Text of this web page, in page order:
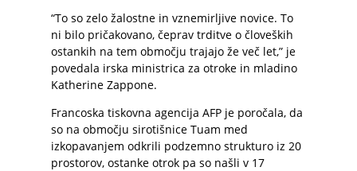
“To so zelo žalostne in vznemirljive novice. To
ni bilo pričakovano, čeprav trditve o človeških
ostankih na tem območju trajajo že več let,” je
povedala irska ministrica za otroke in mladino
Katherine Zappone.
Francoska tiskovna agencija AFP je poročala, da
so na območju sirotišnice Tuam med
izkopavanjem odkrili podzemno strukturo iz 20
prostorov, ostanke otrok pa so našli v 17